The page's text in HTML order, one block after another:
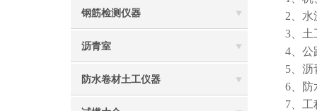
钢筋检测仪器
沥青室
防水卷材土工仪器
2、水
3、土
4、公
5、沥
6、防
7、工